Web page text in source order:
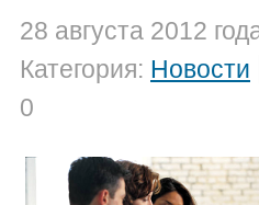
28 августа 2012
Категория: Новости
0